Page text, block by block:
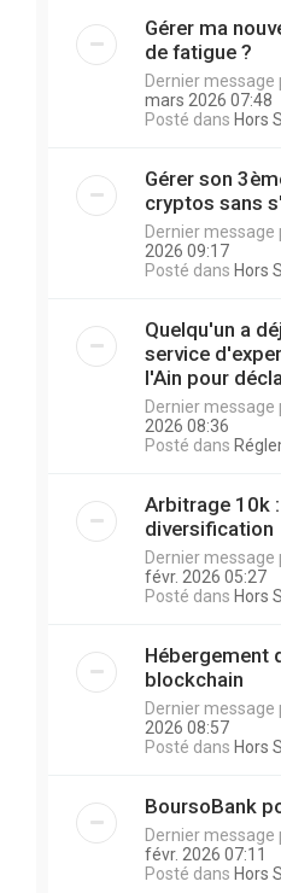
Gérer ma
de fatigue ?
Dernier message
mars 2026 07:48
Posté dans Hors
Gérer son
cryptos sans
Dernier message
2026 09:17
Posté dans Hors
Quelqu'un a
service
l'Ain pour
Dernier message
2026 08:36
Posté dans
Arbitrage 10k
diversification
Dernier message
févr. 2026 05:27
Posté dans Hors
Hébergement
blockchain
Dernier message
2026 08:57
Posté dans Hors
BoursoBank
Dernier message
févr. 2026 07:11
Posté dans Hors